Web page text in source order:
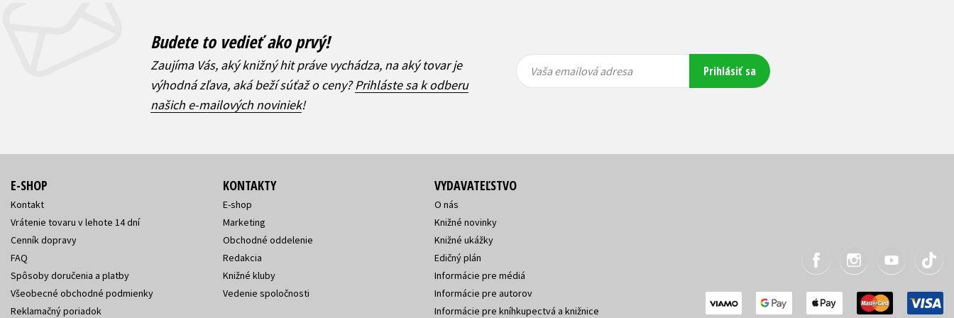
Budete to vedieť ako prvý!
Zaujíma Vás, aký knižný hit práve vychádza, na aký tovar je
výhodná zľava, aká beží súťaž o ceny?Prihláste sa k odberu
našich e-mailových noviniek!
emailová
emailová
Vaša emailová adresa Prihlásiť sa
E-SHOP
Kontakt
Vrátenie tovaru v lehote 14 dní
Cenník dopravy
FAQ
Spôsoby doručenia a platby
Všeobecné obchodné podmienky
Reklamačný poriadok
KONTAKTY
E-shop
Marketing
Obchodné oddelenie
Redakcia
Knižné kluby
Vedenie spoločnosti
VYDAVATEĽSTVO
O nás
Knižné novinky
Knižné ukážky
Edičný plán
Informácie pre médiá
Informácie pre autorov
Informácie pre kníhkupectvá a knižnice